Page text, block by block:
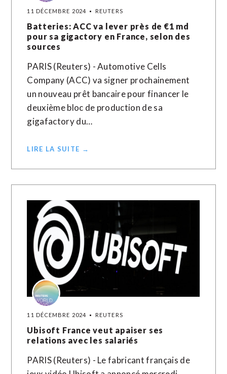
11 DÉCEMBRE 2024 REUTERS
Batteries: ACC va lever près de €1 md
pour sa gigactory en France, selon des
sources
PARIS (Reuters) - Automotive Cells
Company (ACC) va signer prochainement
un nouveau prêt bancaire pour financer le
deuxième bloc de production de sa
gigafactory du…
LIRE LA SUITE →
11 DÉCEMBRE 2024 REUTERS
Ubisoft France veut apaiser ses
relations avec les salariés
PARIS (Reuters) - Le fabricant français de